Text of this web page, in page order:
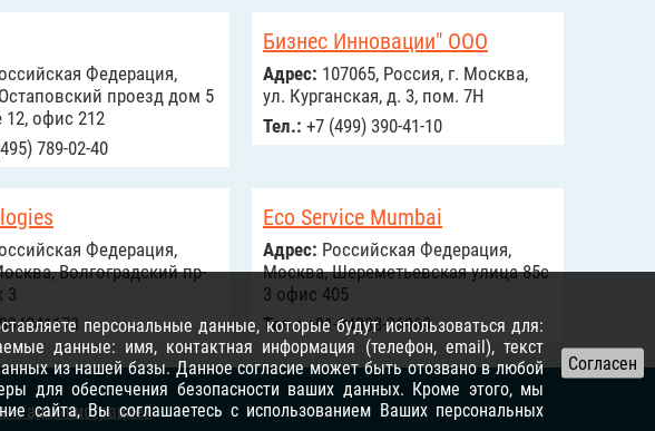
Федерация,
проезд дом 5
12, офис 212
789-02-40
Бизнес Инновации" ООО
Адрес: 107065, Россия, г. Москва,
ул. Курганская, д. 3, пом. 7Н
Тел.: +7 (499) 390-41-10
Федерация,
Волгоградский пр-
3
Eco Service Mumbai
Адрес: Российcкая Федерация,
Москва, Шереметьевская улица 85с
3 офис 405
Тел.:+91-84338-36969
с администрацией
персональные данные, которые будут использоваться для:
данные: имя, контактная информация (телефон, email), текст
из нашей базы. Данное согласие может быть отозвано в любой
для обеспечения безопасности ваших данных. Кроме этого, мы
сайта, Вы соглашаетесь с использованием Ваших персональных